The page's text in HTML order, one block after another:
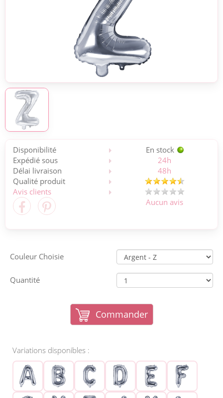
Disponibilité
En stock
Expédié sous
24h
Délai livraison
48h
Qualité produit
Avis clients
Aucun avis
Couleur Choisie
Quantité
Commander
Variations disponibles :